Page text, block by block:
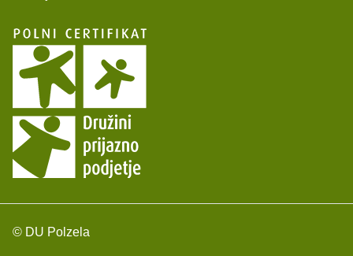
© DU Polzela